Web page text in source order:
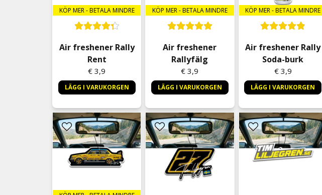
KÖP MER - BETALA MINDRE
Air freshener Rally
Rent
€ 3,9
LÄGG I VARUKORGEN
KÖP MER - BETALA MINDRE
Air freshener
Rallyfälg
€ 3,9
LÄGG I VARUKORGEN
KÖP MER - BETALA MINDRE
Air freshener Rally
Soda-burk
€ 3,9
LÄGG I VARUKORGEN